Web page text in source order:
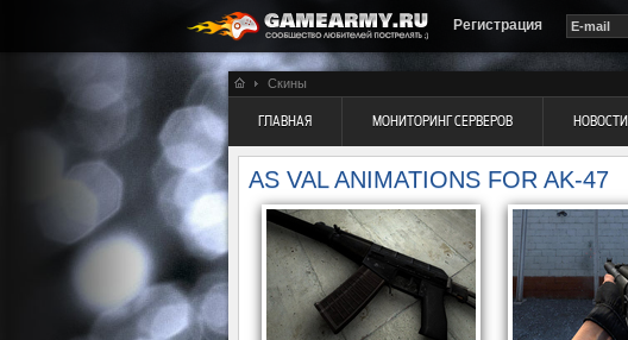
Регистрация
Скины
ГЛАВНАЯ МОНИТОРИНГ СЕРВЕРОВ НОВОСТИ
AS VAL ANIMATIONS FOR AK-47